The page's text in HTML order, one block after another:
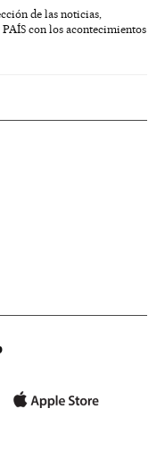
de las noticias,
con los acontecimientos